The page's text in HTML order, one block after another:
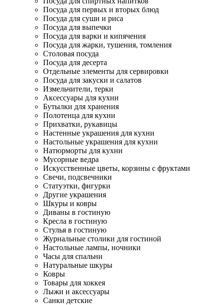
Посуда для первых и вторых блюд
Посуда для суши и риса
Посуда для выпечки
Посуда для варки и кипячения
Посуда для жарки, тушения, томления
Столовая посуда
Посуда для десерта
Отдельные элементы для сервировки
Посуда для закуски и салатов
Измельчители, терки
Аксессуары для кухни
Бутылки для хранения
Полотенца для кухни
Прихватки, рукавицы
Настенные украшения для кухни
Настольные украшения для кухни
Натюрморты для кухни
Мусорные ведра
Искусственные цветы, корзины с фруктами
Свечи, подсвечники
Статуэтки, фигурки
Другие украшения
Шкуры и ковры
Диваны в гостиную
Кресла в гостиную
Стулья в гостиную
Журнальные столики для гостиной
Настольные лампы, ночники
Часы для спальни
Натуральные шкуры
Ковры
Товары для хоккея
Лыжи и аксессуары
Санки детские